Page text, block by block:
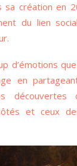
sa création en
du lien
d’émotions
en
découvertes
et ceux